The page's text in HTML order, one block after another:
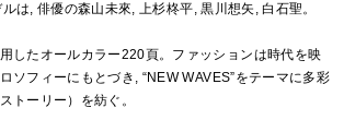
は, 俳優の森山未來, 上杉柊平, 黒川想矢, 白石聖。
したオールカラー220頁。ファッションは時代を映
ソフィーにもとづき, “NEW WAVES”をテーマに多彩
トーリー）を紡ぐ。